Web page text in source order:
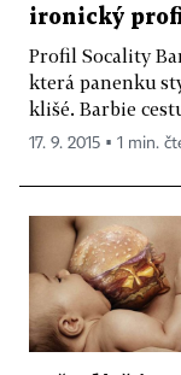
ironický
Profil Socality
která panenku
klišé. Barbie
17. 9. 2015 ▪ 1 min.